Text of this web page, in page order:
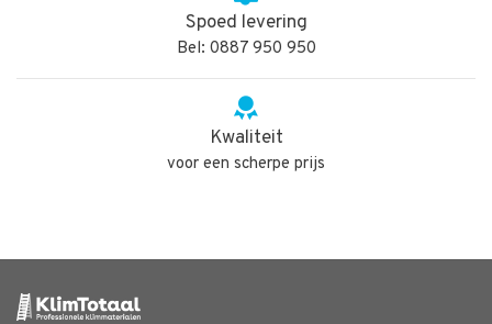
Spoed levering
Bel: 0887 950 950
Kwaliteit
voor een scherpe prijs